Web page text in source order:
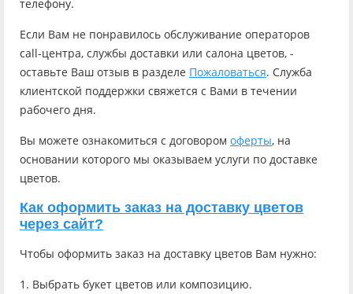
телефону.
Если Вам не понравилось обслуживание операторов
call-центра, службы доставки или салона цветов, -
оставьте Ваш отзыв в разделе Пожаловаться. Служба
клиентской поддержки свяжется с Вами в течении
рабочего дня.
Вы можете ознакомиться с договором оферты, на
основании которого мы оказываем услуги по доставке
цветов.
Как оформить заказ на доставку цветов
через сайт?
Чтобы оформить заказ на доставку цветов Вам нужно:
1. Выбрать букет цветов или композицию.